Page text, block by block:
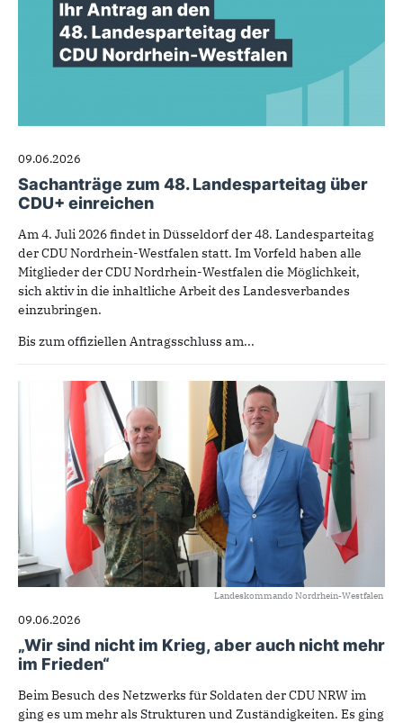
09.06.2026
Sachanträge zum 48. Landesparteitag über
CDU+ einreichen
Am 4. Juli 2026 findet in Düsseldorf der 48. Landesparteitag
der CDU Nordrhein-Westfalen statt. Im Vorfeld haben alle
Mitglieder der CDU Nordrhein-Westfalen die Möglichkeit,
sich aktiv in die inhaltliche Arbeit des Landesverbandes
einzubringen.
Bis zum offiziellen Antragsschluss am...
Landeskommando Nordrhein-Westfalen
09.06.2026
„Wir sind nicht im Krieg, aber auch nicht mehr
im Frieden“
Beim Besuch des Netzwerks für Soldaten der CDU NRW im
ging es um mehr als Strukturen und Zuständigkeiten. Es ging